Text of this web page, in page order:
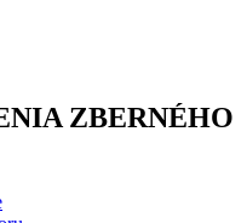
ZBERNÉHO